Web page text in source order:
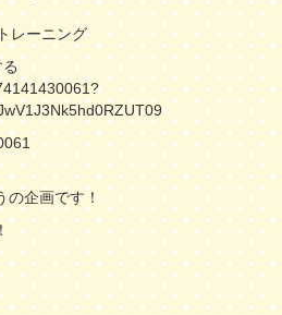
レーニング
の企画です！